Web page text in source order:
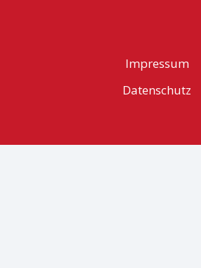
Impressum
Datenschutz